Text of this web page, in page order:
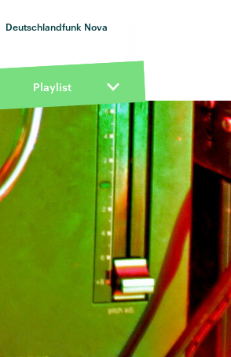
Deutschlandfunk Nova
Playlist